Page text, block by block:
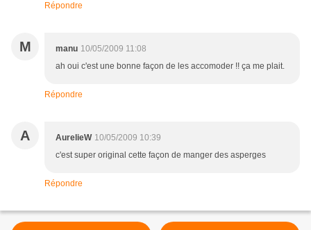
Répondre
M manu 10/05/2009 11:08
ah oui c'est une bonne façon de les accomoder !! ça me plait.
Répondre
A AurelieW 10/05/2009 10:39
c'est super original cette façon de manger des asperges
Répondre